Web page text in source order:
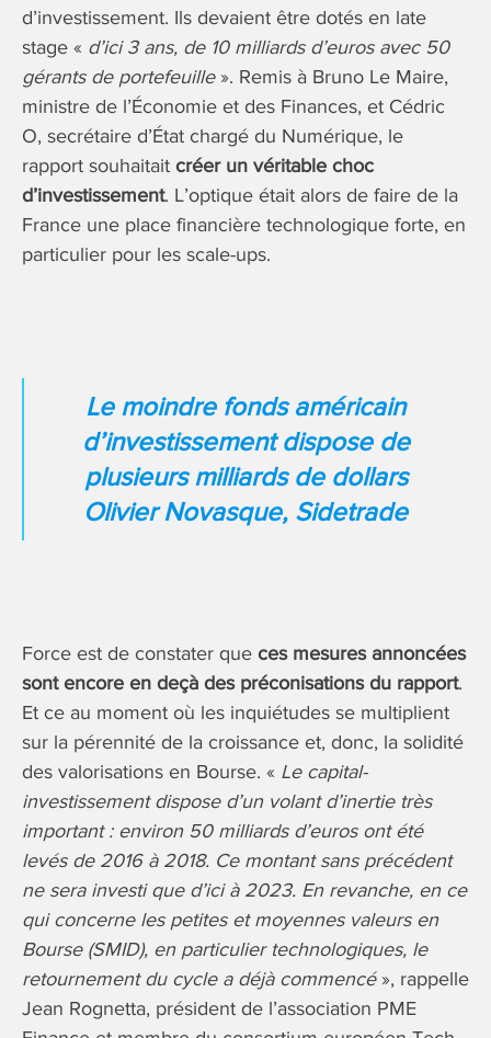
d’investissement. Ils devaient être dotés en late
stage « d’ici 3 ans, de 10 milliards d’euros avec 50
gérants de portefeuille». Remis à Bruno Le Maire,
ministre de l’Économie et des Finances, et Cédric
O, secrétaire d’État chargé du Numérique, le
rapport souhaitait créer un véritable choc
d’investissement. L’optique était alors de faire de la
France une place financière technologique forte, en
particulier pour les scale-ups.
Le moindre fonds américain
d’investissement dispose de
plusieurs milliards de dollars
Olivier Novasque, Sidetrade
Force est de constater que ces mesures annoncées
sont encore en deçà des préconisations du rapport.
Et ce au moment où les inquiétudes se multiplient
sur la pérennité de la croissance et, donc, la solidité
des valorisations en Bourse. « Le capital-
investissement dispose d’un volant d’inertie très
important : environ 50 milliards d’euros ont été
levés de 2016 à 2018. Ce montant sans précédent
ne sera investi que d’ici à 2023. En revanche, en ce
qui concerne les petites et moyennes valeurs en
Bourse (SMID), en particulier technologiques, le
retournement du cycle a déjà commencé », rappelle
Jean Rognetta, président de l’association PME